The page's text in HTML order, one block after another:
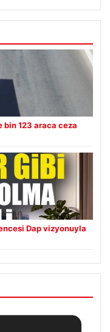
123 araca ceza
Dap vizyonuyla